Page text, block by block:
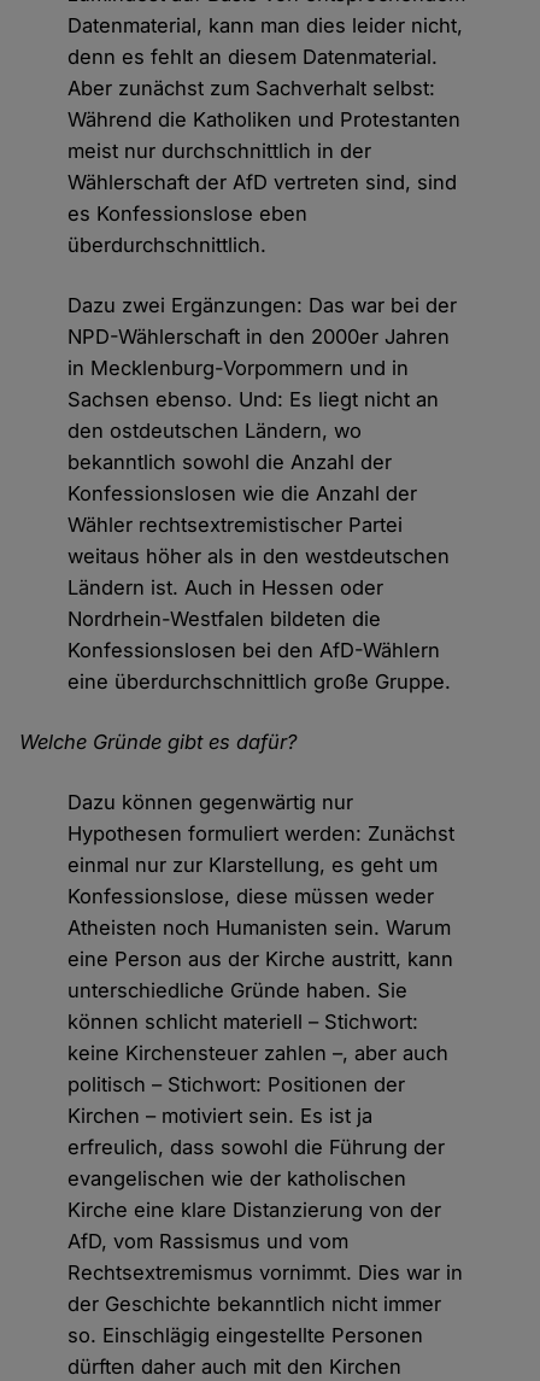
Datenmaterial, kann man dies leider nicht,
denn es fehlt an diesem Datenmaterial.
Aber zunächst zum Sachverhalt selbst:
Während die Katholiken und Protestanten
meist nur durchschnittlich in der
Wählerschaft der AfD vertreten sind, sind
es Konfessionslose eben
überdurchschnittlich.
Dazu zwei Ergänzungen: Das war bei der
NPD-Wählerschaft in den 2000er Jahren
in Mecklenburg-Vorpommern und in
Sachsen ebenso. Und: Es liegt nicht an
den ostdeutschen Ländern, wo
bekanntlich sowohl die Anzahl der
Konfessionslosen wie die Anzahl der
Wähler rechtsextremistischer Partei
weitaus höher als in den westdeutschen
Ländern ist. Auch in Hessen oder
Nordrhein-Westfalen bildeten die
Konfessionslosen bei den AfD-Wählern
eine überdurchschnittlich große Gruppe.
Welche Gründe gibt es dafür?
Dazu können gegenwärtig nur
Hypothesen formuliert werden: Zunächst
einmal nur zur Klarstellung, es geht um
Konfessionslose, diese müssen weder
Atheisten noch Humanisten sein. Warum
eine Person aus der Kirche austritt, kann
unterschiedliche Gründe haben. Sie
können schlicht materiell – Stichwort:
keine Kirchensteuer zahlen –, aber auch
politisch – Stichwort: Positionen der
Kirchen – motiviert sein. Es ist ja
erfreulich, dass sowohl die Führung der
evangelischen wie der katholischen
Kirche eine klare Distanzierung von der
AfD, vom Rassismus und vom
Rechtsextremismus vornimmt. Dies war in
der Geschichte bekanntlich nicht immer
so. Einschlägig eingestellte Personen
dürften daher auch mit den Kirchen